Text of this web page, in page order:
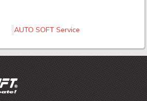
AUTO SOFT Service